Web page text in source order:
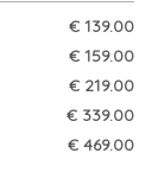
€ 139.00
€ 159.00
€ 219.00
€ 339.00
€ 469.00